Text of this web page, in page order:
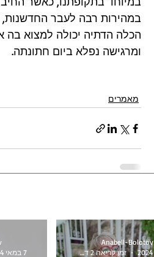
במהירות רבה לעבר החדשנות,
הכלה הדתיה יכולה למצוא בה
ומרגישה נפלא ביום חתונתה.
מאמרים
Anabell-Bolotov
זמן קריאה 2 דקות
7 במאי 2024